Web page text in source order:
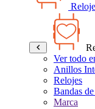
Ver todo
Anillos
Relojes
Bandas
Marca